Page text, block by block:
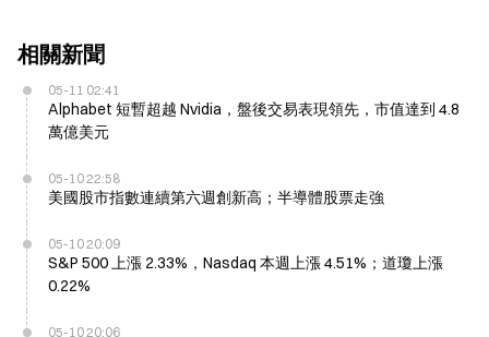
相關新聞
05-11 02:41
Alphabet 短暫超越 Nvidia，盤後交易表現領先，市值達到 4.8
萬億美元
05-10 22:58
美國股市指數連續第六週創新高；半導體股票走強
05-10 20:09
S&P 500 上漲 2.33%，Nasdaq 本週上漲 4.51%；道瓊上漲
0.22%
05-10 20:06